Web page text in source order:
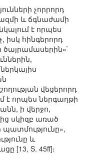
չորրորդ
և ճգնաժամի
է որպես
իսկ հինգերորդ
ծայրամասերին»`
վեցերորդ
է որպես ներգաղթի
ի վերջո,
սկիզբ առած
պատմությունը»,
և
[13, S. 45ff]։